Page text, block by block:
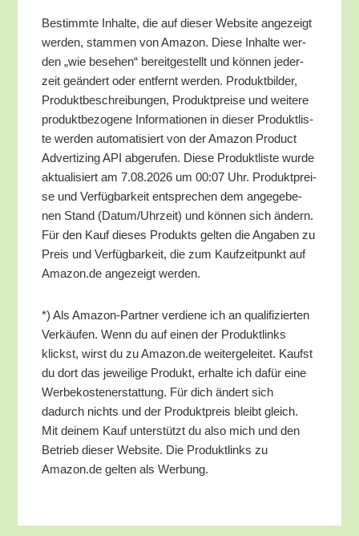
Bestimm­te Inhal­te, die auf die­ser Web­site ange­zeigt
wer­den, stam­men von Ama­zon. Die­se Inhal­te wer­
den „wie bese­hen“ bereit­ge­stellt und kön­nen jeder­
zeit geän­dert oder ent­fernt wer­den. Pro­dukt­bil­der,
Pro­dukt­be­schrei­bun­gen, Pro­dukt­prei­se und wei­te­re
pro­dukt­be­zo­ge­ne Infor­ma­tio­nen in die­ser Pro­dukt­lis­
te wer­den auto­ma­ti­siert von der Ama­zon Pro­duct
Adver­tiz­ing API abge­ru­fen. Die­se Pro­dukt­lis­te wur­de
aktua­li­siert am 7.08.2026 um 00:07 Uhr. Pro­dukt­prei­
se und Ver­füg­bar­keit ent­spre­chen dem ange­ge­be­
nen Stand (Datum/​Uhrzeit) und kön­nen sich ändern.
Für den Kauf die­ses Pro­dukts gel­ten die Anga­ben zu
Preis und Ver­füg­bar­keit, die zum Kauf­zeit­punkt auf
Amazon.de ange­zeigt werden.
*) Als Ama­zon-Part­ner ver­die­ne ich an qua­li­fi­zier­ten
Ver­käu­fen. Wenn du auf einen der Pro­dukt­links
klickst, wirst du zu Amazon.de wei­ter­ge­lei­tet. Kaufst
du dort das jewei­li­ge Pro­dukt, erhal­te ich dafür eine
Wer­be­kos­ten­er­stat­tung. Für dich ändert sich
dadurch nichts und der Pro­dukt­preis bleibt gleich.
Mit dei­nem Kauf unter­stützt du also mich und den
Betrieb die­ser Web­site. Die Pro­dukt­links zu
Amazon.de gel­ten als Werbung.